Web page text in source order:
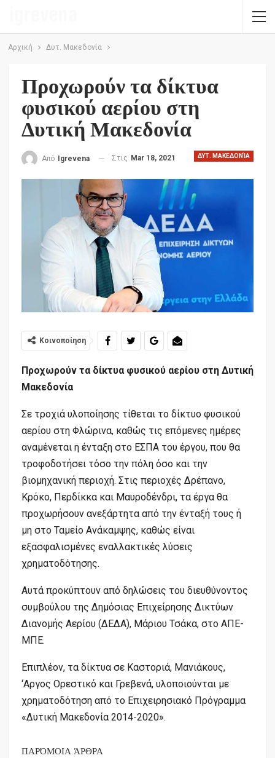
Αρχική Δυτ. Μακεδονία
Προχωρούν τα δίκτυα
φυσικού αερίου στη
Δυτική Μακεδονία
ΔΥΤ. ΜΑΚΕΔΟΝΊΑ
Από Igrevena Στις Mar 18, 2021
Κοινοποίηση
Προχωρούν τα δίκτυα φυσικού αερίου στη Δυτική
Μακεδονία
Σε τροχιά υλοποίησης τίθεται το δίκτυο φυσικού
αερίου στη Φλώρινα, καθώς τις επόμενες ημέρες
αναμένεται η ένταξη στο ΕΣΠΑ του έργου, που θα
τροφοδοτήσει τόσο την πόλη όσο και την
βιομηχανική περιοχή. Στις περιοχές Δρέπανο,
Κρόκο, Περδίκκα και Μαυροδένδρι, τα έργα θα
προχωρήσουν ανεξάρτητα από την ένταξή τους ή
μη στο Ταμείο Ανάκαμψης, καθώς είναι
εξασφαλισμένες εναλλακτικές λύσεις
χρηματοδότησης.
Αυτά προκύπτουν από δηλώσεις του διευθύνοντος
συμβούλου της Δημόσιας Επιχείρησης Δικτύων
Διανομής Αερίου (ΔΕΔΑ), Μάριου Τσάκα, στο ΑΠΕ-
ΜΠΕ.
Επιπλέον, τα δίκτυα σε Καστοριά, Μανιάκους,
‘Αργος Ορεστικό και Γρεβενά, υλοποιούνται με
χρηματοδότηση από το Επιχειρησιακό Πρόγραμμα
«Δυτική Μακεδονία 2014-2020».
ΠΑΡΌΜΟΙΑ ΆΡΘΡΑ